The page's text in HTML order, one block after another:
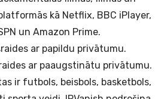
kā Netflix, BBC iPlayer,
un Amazon Prime.
ar papildu privātumu.
ar paaugstinātu privātumu.
ir futbols, beisbols, basketbols,